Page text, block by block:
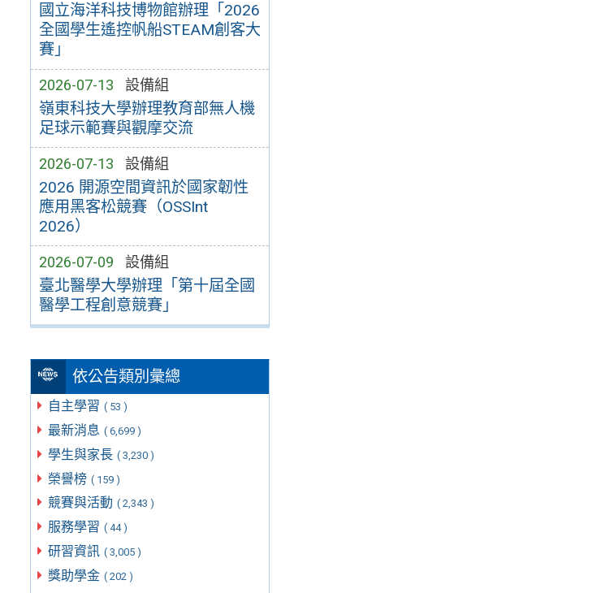
國立海洋科技博物館辦理「2026
全國學生遙控帆船STEAM創客大
賽」
2026-07-13 設備組
嶺東科技大學辦理教育部無人機
足球示範賽與觀摩交流
2026-07-13 設備組
2026 開源空間資訊於國家韌性
應用黑客松競賽（OSSInt
2026）
2026-07-09 設備組
臺北醫學大學辦理「第十屆全國
醫學工程創意競賽」
依公告類別彙總
自主學習 ( 53 )
最新消息 ( 6,699 )
學生與家長 ( 3,230 )
榮譽榜 ( 159 )
競賽與活動 ( 2,343 )
服務學習 ( 44 )
研習資訊 ( 3,005 )
獎助學金 ( 202 )